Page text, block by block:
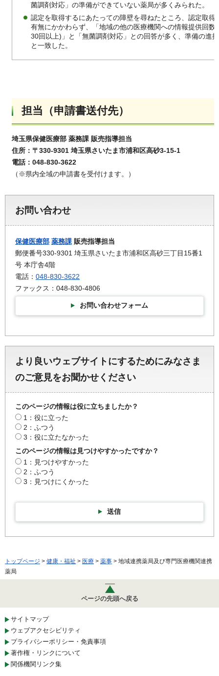
菌調剤対応」の準備ができていない薬局が多くみられた。
認定を取得するにあたっての障壁を尋ねたところ、認定取得
有無にかかわらず、「地域の他の医療機関への情報提供回数
30回以上)」と「無菌調剤対応」との回答が多く、準備の進
と一致した。
担当（申請書送付先）
埼玉県保健医療部 薬務課 販売指導担当
住所：〒330-9301 埼玉県さいたま市浦和区高砂3-15-1
電話：048-830-3622
（※県内全域の申請書を受付けます。）
お問い合わせ
保健医療部 薬務課 販売指導担当
郵便番号330-9301 埼玉県さいたま市浦和区高砂三丁目15番1
号 本庁舎4階
電話： 048-830-3622
ファックス：048-830-4806
お問い合わせフォーム
より良いウェブサイトにするためにみなさま
のご意見をお聞かせください
このページの情報は役に立ちましたか？
1：役に立った
2：ふつう
3：役に立たなかった
このページの情報は見つけやすかったですか？
1：見つけやすかった
2：ふつう
3：見つけにくかった
送信
トップページ > 健康・福祉 > 医療 > 薬事 > 地域連携薬局及び専門医療機関連携
薬局
ページの先頭へ戻る
サイトマップ
ウェブアクセシビリティ
プライバシーポリシー・免責事項
著作権・リンクについて
関係機関リンク集